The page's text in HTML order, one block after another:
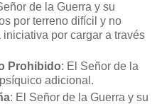
de la Guerra y su
por terreno difícil y no
por cargar a través
Prohibido: El Señor de la
adicional.
: El Señor de la Guerra y su